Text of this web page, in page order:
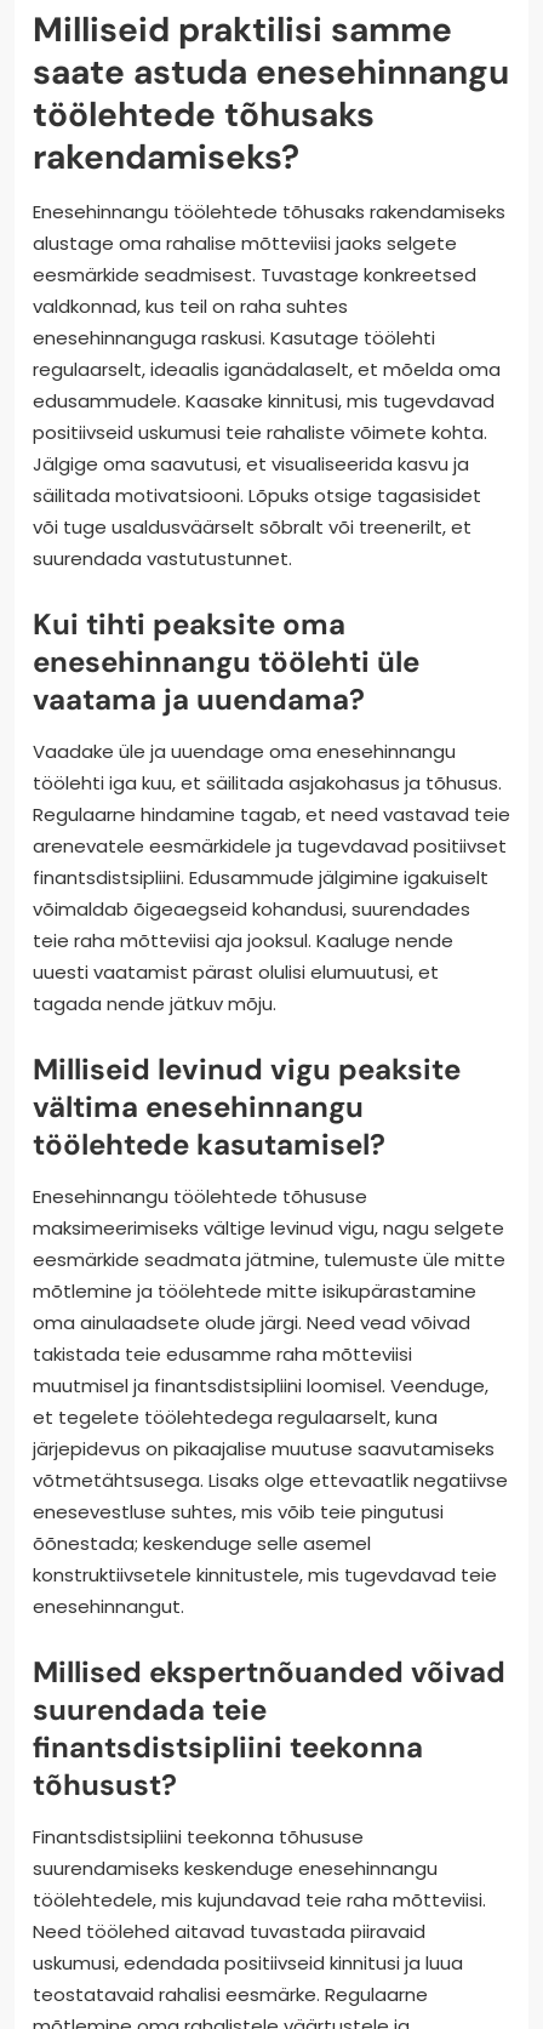
Milliseid praktilisi samme
saate astuda enesehinnangu
töölehtede tõhusaks
rakendamiseks?
Enesehinnangu töölehtede tõhusaks rakendamiseks
alustage oma rahalise mõtteviisi jaoks selgete
eesmärkide seadmisest. Tuvastage konkreetsed
valdkonnad, kus teil on raha suhtes
enesehinnanguga raskusi. Kasutage töölehti
edusammudele. Kaasake kinnitusi, mis tugevdavad
positiivseid uskumusi teie rahaliste võimete kohta.
Jälgige oma saavutusi, et visualiseerida kasvu ja
säilitada motivatsiooni. Lõpuks otsige tagasisidet
või tuge usaldusväärselt sõbralt või treenerilt, et
suurendada vastutustunnet.
Kui tihti peaksite oma
enesehinnangu töölehti üle
vaatama ja uuendama?
Vaadake üle ja uuendage oma enesehinnangu
töölehti iga kuu, et säilitada asjakohasus ja tõhusus.
arenevatele eesmärkidele ja tugevdavad positiivset
finantsdistsipliini. Edusammude jälgimine igakuiselt
võimaldab õigeaegseid kohandusi, suurendades
uuesti vaatamist pärast olulisi elumuutusi, et
tagada nende jätkuv mõju.
Milliseid levinud vigu peaksite
vältima enesehinnangu
töölehtede kasutamisel?
Enesehinnangu töölehtede tõhususe
maksimeerimiseks vältige levinud vigu, nagu selgete
eesmärkide seadmata jätmine, tulemuste üle mitte
mõtlemine ja töölehtede mitte isikupärastamine
oma ainulaadsete olude järgi. Need vead võivad
takistada teie edusamme raha mõtteviisi
muutmisel ja finantsdistsipliini loomisel. Veenduge,
järjepidevus on pikaajalise muutuse saavutamiseks
võtmetähtsusega. Lisaks olge ettevaatlik negatiivse
enesevestluse suhtes, mis võib teie pingutusi
õõnestada; keskenduge selle asemel
konstruktiivsetele kinnitustele, mis tugevdavad teie
enesehinnangut.
Millised ekspertnõuanded võivad
suurendada teie
finantsdistsipliini teekonna
tõhusust?